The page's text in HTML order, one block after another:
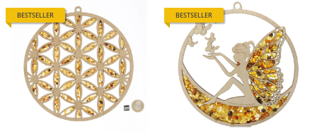
BESTSELLER BESTSELLER